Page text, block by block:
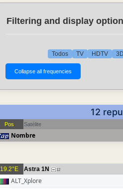
Filtering and display
Todos TV HDTV
12
Pos Satélite
Nombre
19.2°E Astra 1N 12
ALT_Xplore